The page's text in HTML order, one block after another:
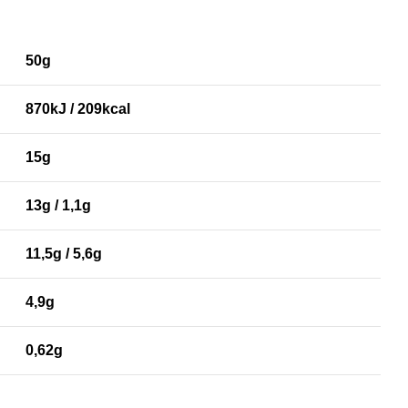
50g
870kJ / 209kcal
15g
13g / 1,1g
11,5g / 5,6g
4,9g
0,62g